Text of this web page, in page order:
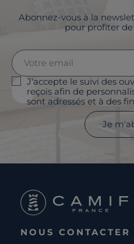
Abonnez-vous à la
pour profiter de
J'accepte le suivi des
reçois afin de
sont adressés et à des
Je
NOUS CONTACTER